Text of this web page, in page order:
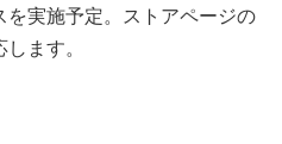
を実施予定。ストアページの
ます。